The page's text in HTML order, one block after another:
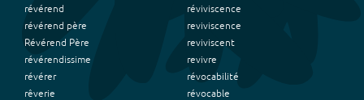
révérend
révérend père
Révérend Père
révérendissime
révérer
rêverie
réviviscence
reviviscence
reviviscent
revivre
révocabilité
révocable